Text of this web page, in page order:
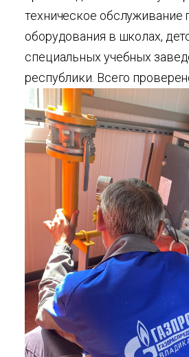
техническое обслуживание
оборудования в школах,
специальных учебных
республики. Всего